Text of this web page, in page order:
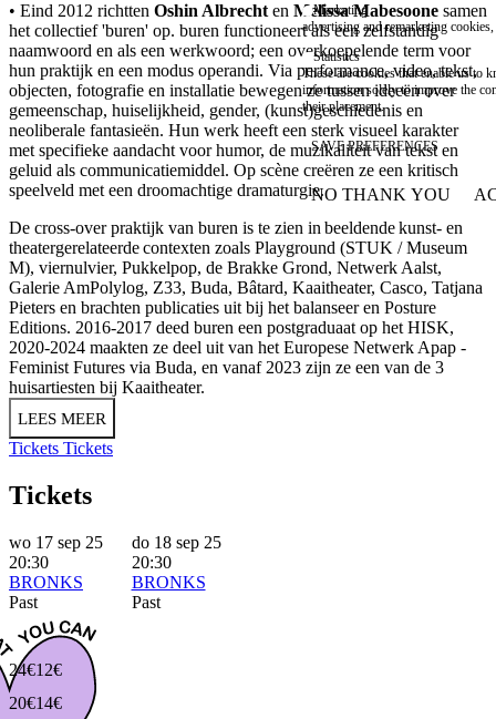
• Eind 2012 richtten Oshin Albrecht en Melissa Mabesoone samen
het collectief 'buren' op. buren functioneert als een zelfstandig
naamwoord en als een werkwoord; een overkoepelende term voor
hun praktijk en een modus operandi. Via performance, video, tekst,
objecten, fotografie en installatie bewegen ze tussen ideeën over
gemeenschap, huiselijkheid, gender, (kunst)geschiedenis en
neoliberale fantasieën. Hun werk heeft een sterk visueel karakter
met specifieke aandacht voor humor, de muzikaliteit van tekst en
geluid als communicatiemiddel. Op scène creëren ze een kritisch
speelveld met een droomachtige dramaturgie.
De cross-over praktijk van buren is te zien in beeldende kunst- en
theatergerelateerde contexten zoals Playground (STUK / Museum
M), viernulvier, Pukkelpop, de Brakke Grond, Netwerk Aalst,
Galerie AmPolylog, Z33, Buda, Bâtard, Kaaitheater, Casco, Tatjana
Pieters en brachten publicaties uit bij het balanseer en Posture
Editions. 2016-2017 deed buren een postgraduaat op het HISK,
2020-2024 maakten ze deel uit van het Europese Netwerk Apap -
Feminist Futures via Buda, en vanaf 2023 zijn ze een van de 3
huisartiesten bij Kaaitheater.
LEES MEER
Tickets Tickets
Tickets
wo 17 sep 25
20:30
BRONKS
Past
do 18 sep 25
20:30
BRONKS
Past
24€
20€14€
12€
Marketing
advertising and remarketing cookies,
Statistics
These are cookies that enable us to
information solely to improve the
their placement.
SAVE PREFERENCES
NO THANK YOU
WITHDRAW